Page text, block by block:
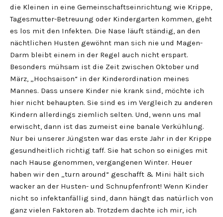
die Kleinen in eine Gemeinschaftseinrichtung wie Krippe,
Tagesmutter-Betreuung oder Kindergarten kommen, geht
es los mit den Infekten. Die Nase läuft ständig, an den
nächtlichen Husten gewöhnt man sich nie und Magen-
Darm bleibt einem in der Regel auch nicht erspart.
Besonders mühsam ist die Zeit zwischen Oktober und
März, „Hochsaison“ in der Kinderordination meines
Mannes. Dass unsere Kinder nie krank sind, möchte ich
hier nicht behaupten. Sie sind es im Vergleich zu anderen
Kindern allerdings ziemlich selten. Und, wenn uns mal
erwischt, dann ist das zumeist eine banale Verkühlung.
Nur bei unserer Jüngsten war das erste Jahr in der Krippe
gesundheitlich richtig taff. Sie hat schon so einiges mit
nach Hause genommen, vergangenen Winter. Heuer
haben wir den „turn around“ geschafft & Mini hält sich
wacker an der Husten- und Schnupfenfront! Wenn Kinder
nicht so infektanfällig sind, dann hängt das natürlich von
ganz vielen Faktoren ab. Trotzdem dachte ich mir, ich